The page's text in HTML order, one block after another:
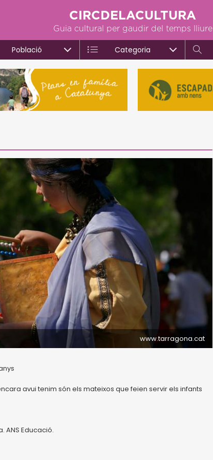
CIRCDELACULTURA
Guia cultural per gaudir del temps lliure
Població Categoria
www.tarragona.cat
avui tenim són els mateixos que feien servir els infants
ANS Educació.